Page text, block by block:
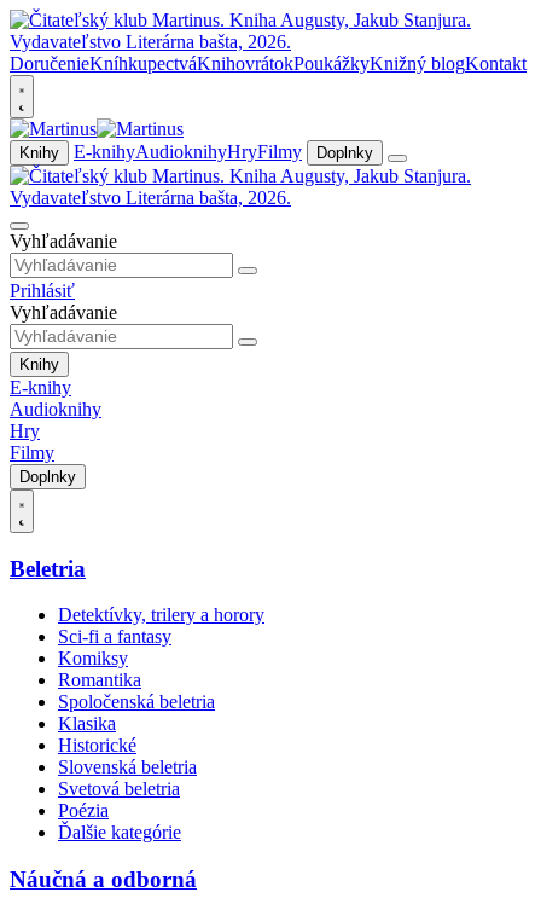
DoručenieKníhkupectváKnihovrátokPoukážkyKnižný blogKontakt
Knihy E-knihyAudioknihyHryFilmy Doplnky
Vyhľadávanie
Prihlásiť
Vyhľadávanie
Knihy
E-knihy
Audioknihy
Hry
Filmy
Doplnky
Beletria
Detektívky, trilery a horory
Sci-fi a fantasy
Komiksy
Romantika
Spoločenská beletria
Klasika
Historické
Slovenská beletria
Svetová beletria
Poézia
Ďalšie kategórie
Náučná a odborná